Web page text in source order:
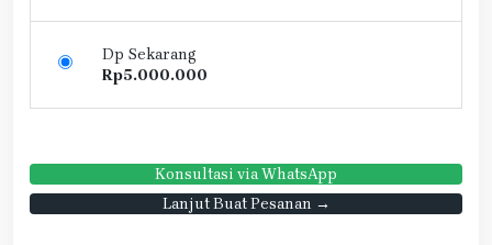
Dp Sekarang
Rp5.000.000
Konsultasi via WhatsApp
Lanjut Buat Pesanan →